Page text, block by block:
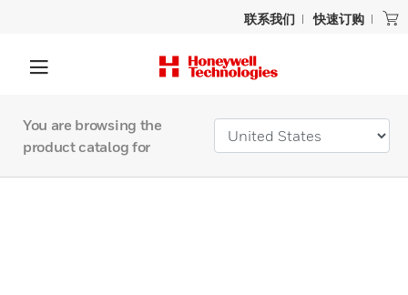
联系我们 快速订购
You are browsing the
product catalog for